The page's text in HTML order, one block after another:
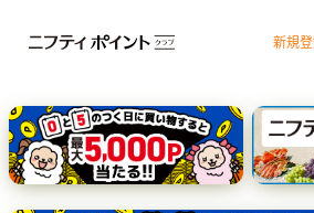
新規
三井住友カード（NL）オーロラデザイン
【三井住友銀行口座お持ちの方専用】Olive口
ライフカードビジネスライトプラス dカード